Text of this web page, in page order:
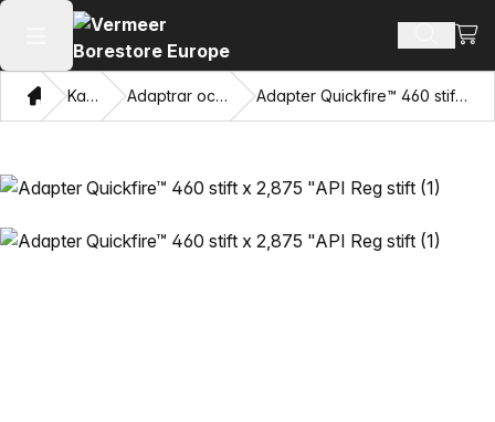
Öppna huvudmenyn Sök
Hem Katalog Adaptrar och dragögon Adapter Quickfire™ 460 stift x 2,875 "API Reg stift